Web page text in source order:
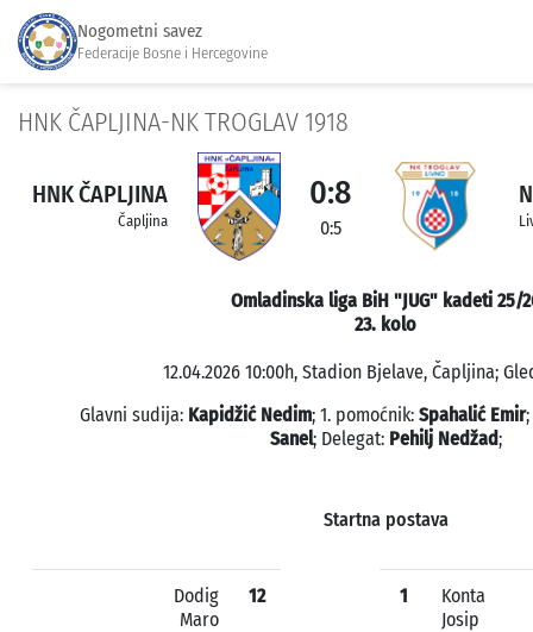
Nogometni savez
Federacije Bosne i Hercegovine
HNK ČAPLJINA-NK TROGLAV 1918
HNK ČAPLJINA
Čapljina
0:8
0:5
Omladinska liga BiH "JUG" kadeti 25/
23. kolo
12.04.2026 10:00h, Stadion Bjelave, Čapljina;
Glavni sudija: Kapidžić Nedim; 1. pomoćnik: Spahalić Emir
Sanel; Delegat: Pehilj Nedžad;
Startna postava
Dodig
Maro
12 1
Konta
Josip